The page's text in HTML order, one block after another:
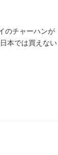
のチャーハンが
本では買えない